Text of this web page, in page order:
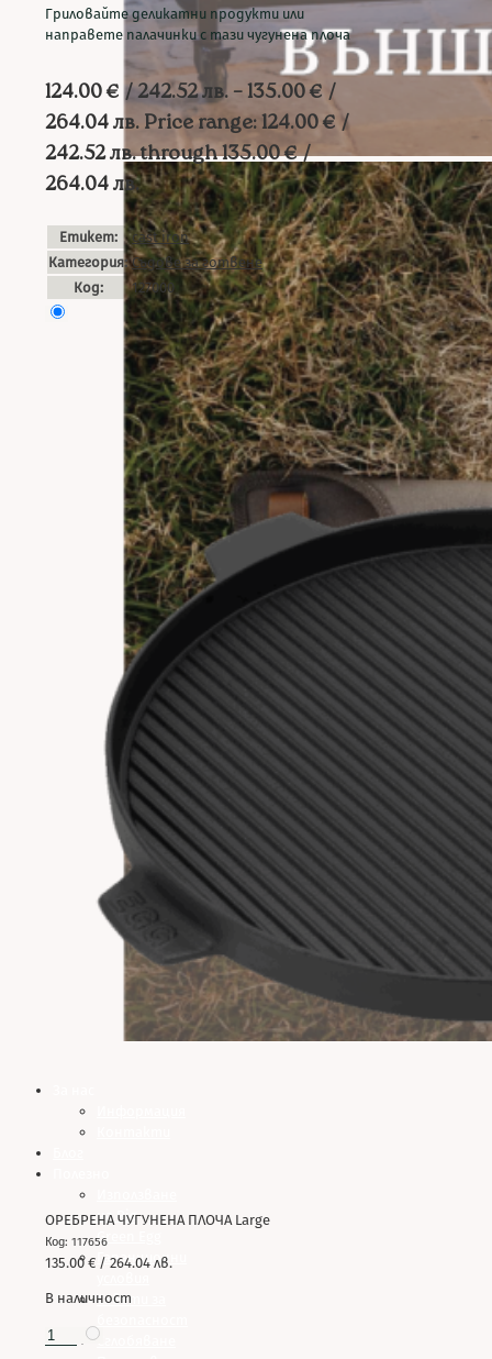
на Big
Green Egg
Гаранционни
Съвети за
Сглобяване
Гриловайте деликатни продукти или
направете палачинки с тази чугунена плоча
124.00€ / 242.52 лв. –135.00€ /
264.04 лв. Price range: 124.00 € /
242.52 лв. through 135.00 € /
264.04 лв.
Етикет:
cast iron
Категория: Съдове за готвене
Код:
127000
ОРЕБРЕНА ЧУГУНЕНА ПЛОЧА Large
Код: 117656
135.00€ / 264.04 лв.
В наличност